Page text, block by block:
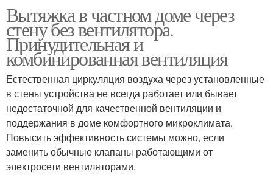
Вытяжка в частном доме через
стену без вентилятора.
Принудительная и
комбинированная вентиляция
Естественная циркуляция воздуха через установленные
в стены устройства не всегда работает или бывает
недостаточной для качественной вентиляции и
поддержания в доме комфортного микроклимата.
Повысить эффективность системы можно, если
заменить обычные клапаны работающими от
электросети вентиляторами.